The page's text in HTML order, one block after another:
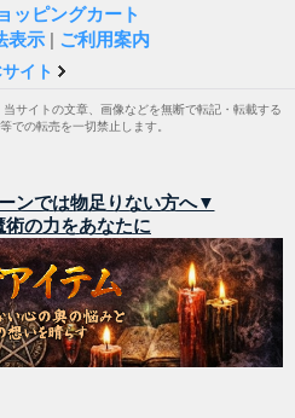
ッピングカート
表示 | ご利用案内
イト
サイトの文章、画像などを無断で転記・転載する
での転売を一切禁止します。
ンでは物足りない方へ▼
の力をあなたに